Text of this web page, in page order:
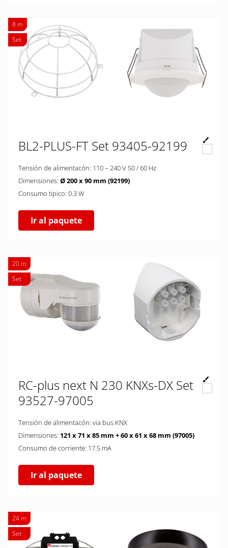
8 m
Set
BL2-PLUS-FT Set 93405-92199
Tensión de alimentacón: 110 – 240 V 50 / 60 Hz
Dimensiones: Ø 200 x 90 mm (92199)
Consumo tipico: 0.3 W
Ir al paquete
20 m
Set
RC-plus next N 230 KNXs-DX Set
93527-97005
Tensión de alimentacón: via bus KNX
Dimensiones: 121 x 71 x 85 mm + 60 x 61 x 68 mm (97005)
Consumo de corriente: 17.5 mA
Ir al paquete
24 m
Set